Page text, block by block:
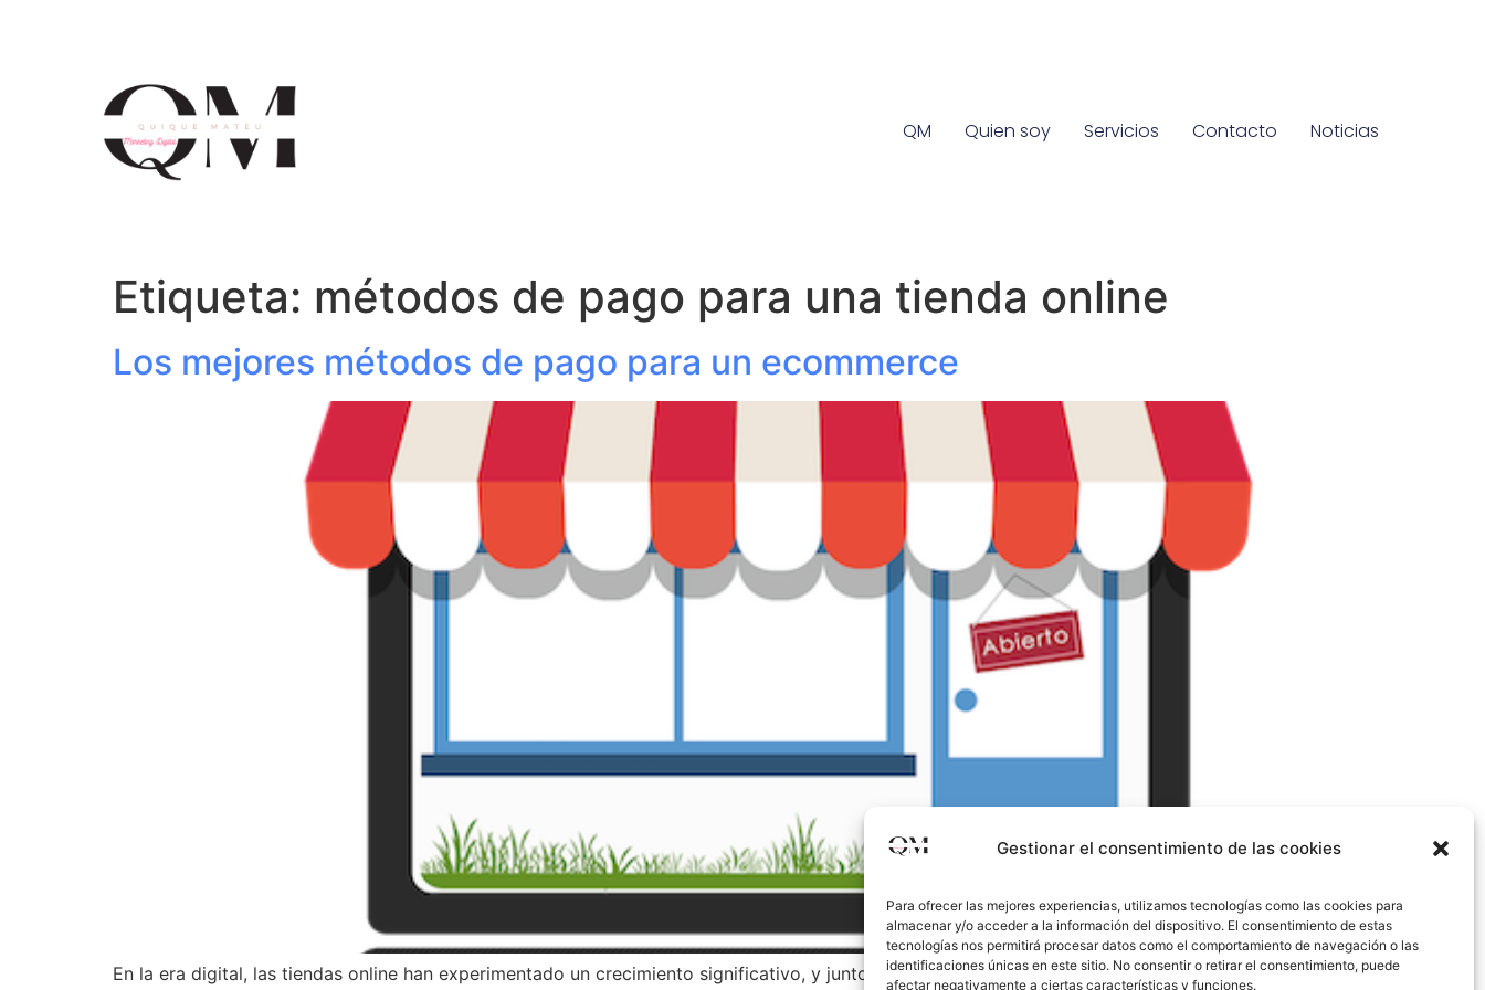
Gestionar el consentimiento de las cookies
Para ofrecer las mejores experiencias, utilizamos tecnologías como las cookies para
almacenar y/o acceder a la información del dispositivo. El consentimiento de estas
tecnologías nos permitirá procesar datos como el comportamiento de navegación o las
identificaciones únicas en este sitio. No consentir o retirar el consentimiento, puede
afectar negativamente a ciertas características y funciones.
QM Quien soy Servicios Contacto Noticias
Etiqueta: métodos de pago para una tienda online
Los mejores métodos de pago para un ecommerce
En la era digital, las tiendas online han experimentado un crecimiento significativo, y junto con ello, la diversificación de métodos de pago para